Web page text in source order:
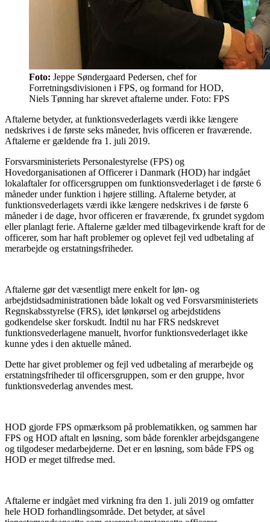
Foto: Jeppe Søndergaard Pedersen, chef for
Forretningsdivisionen i FPS, og formand for HOD,
Niels Tønning har skrevet aftalerne under. Foto: FPS
Aftalerne betyder, at funktionsvederlagets værdi ikke længere
nedskrives i de første seks måneder, hvis officeren er fraværende.
Aftalerne er gældende fra 1. juli 2019.
Forsvarsministeriets Personalestyrelse (FPS) og
Hovedorganisationen af Officerer i Danmark (HOD) har indgået
lokalaftaler for officersgruppen om funktionsvederlaget i de første 6
måneder under funktion i højere stilling. Aftalerne betyder, at
funktionsvederlagets værdi ikke længere nedskrives i de første 6
måneder i de dage, hvor officeren er fraværende, fx grundet sygdom
eller planlagt ferie. Aftalerne gælder med tilbagevirkende kraft for de
officerer, som har haft problemer og oplevet fejl ved udbetaling af
merarbejde og erstatningsfriheder.
Aftalerne gør det væsentligt mere enkelt for løn- og
arbejdstidsadministrationen både lokalt og ved Forsvarsministeriets
Regnskabsstyrelse (FRS), idet lønkørsel og arbejdstidens
godkendelse sker forskudt. Indtil nu har FRS nedskrevet
funktionsvederlagene manuelt, hvorfor funktionsvederlaget ikke
kunne ydes i den aktuelle måned.
Dette har givet problemer og fejl ved udbetaling af merarbejde og
erstatningsfriheder til officersgruppen, som er den gruppe, hvor
funktionsvederlag anvendes mest.
HOD gjorde FPS opmærksom på problematikken, og sammen har
FPS og HOD aftalt en løsning, som både forenkler arbejdsgangene
og tilgodeser medarbejderne. Det er en løsning, som både FPS og
HOD er meget tilfredse med.
Aftalerne er indgået med virkning fra den 1. juli 2019 og omfatter
hele HOD forhandlingsområde. Det betyder, at såvel